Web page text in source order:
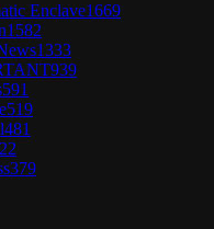
Enclave1669
1582
1333
939
591
519
481
379